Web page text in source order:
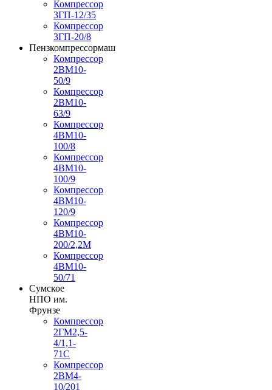
Компрессор
3ГП-12/35
Компрессор
3ГП-20/8
Пензкомпрессормаш
Компрессор
2ВМ10-
50/9
Компрессор
2ВМ10-
63/9
Компрессор
4ВМ10-
100/8
Компрессор
4ВМ10-
100/9
Компрессор
4ВМ10-
120/9
Компрессор
4ВМ10-
200/2,2М
Компрессор
4ВМ10-
50/71
Сумское
НПО им.
Фрунзе
Компрессор
2ГМ2,5-
4/1,1-
71С
Компрессор
2ВМ4-
10/201